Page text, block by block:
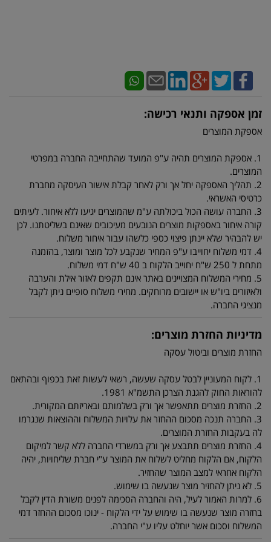
זמן אספקה ותנאי רכישה:
אספקת המוצרים
1. אספקת המוצרים תהיה ע"פ המועד שהתחייבה החברה במפרטי
המוצרים.
2. תהליך האספקה יחל אך ורק לאחר קבלת אישור העיסקה מחברת
כרטיסי האשראי.
3. החברה עושה הכול ביכולתה ע"מ שהמוצרים יגיעו ללא איחור. לעיתים
קורה איחור באספקות מוצרים הנובעים מעיכובים שאינם בשליטתנו. לכן
יש להבהיר שלא יינתן פיצוי כספי כלשהו עבור איחור משלוח.
4. דמי משלוח יחוייבו ע"פ המחיר שנקבע לכל מוצר ומוצר, בהזמנה
מתחת ל 250 ש"ח יחוייב הלקוח ב 40 ש"ח דמי משלוח.
5. מחירי המשלוח המצויינים באתר אינם תקפים לאזור אילת והערבה
ולאיזורים ביו"ש או יישובים מרוחקים. מחירי משלוח סופיים ניתן לקבל
מנציגי החברה.
מדיניות החזרת מוצרים:
החזרת מוצרים וביטול עסקה
1. לקוח המעוניין לבטל עסקה שעשה, רשאי לעשות זאת בכפוף ובהתאם
להוראות החוק להגנת הצרכן התשמ"א 1981.
2. החזרת מוצרים תתאפשר אך ורק בשלמותם ובאריזתם המקורית.
3. החברה תנכה מסכום ההחזר את עלויות המשלוח וההוצאות שנגרמו
לה בעקבות החזרת המוצרים.
4. החזרת מוצרים תתבצע אך ורק במשרדי החברה ללא קשר למיקום
הלקוח, אם הלקוח מחליט לשלוח את המוצר ע"י חברת שליחויות, יהיה
הלקוח אחראי למצב המוצר שהחזיר.
5. לא ניתן להחזיר מוצר שנעשה בו שימוש.
6. למרות האמור לעיל, היה והחברה הסכימה לפנים משורת הדין לקבל
בחזרה מוצר שנעשה בו שימוש על ידי הלקוח - ינוכו מסכום ההחזר דמי
המשלוח וסכום אשר יוחלט עליו ע"י החברה.